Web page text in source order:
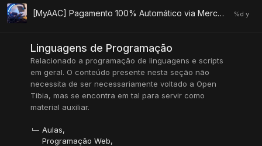
[MyAAC] Pagamento 100% Automático via Mercado Pago PIX v2.0.0
Linguagens de Programação
Relacionado a programação de linguagens e scripts
em geral. O conteúdo presente nesta seção não
necessita de ser necessariamente voltado a Open
Tibia, mas se encontra em tal para servir como
material auxiliar.
Aulas
Programação Web